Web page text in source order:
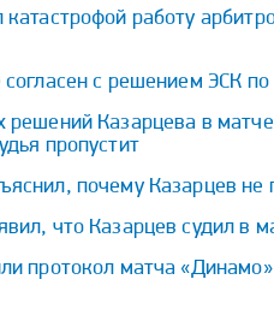
катастрофой работу
согласен с решением ЭСК
решений Казарцева в
пропустит
почему Казарцев
что Казарцев судил в
протокол матча